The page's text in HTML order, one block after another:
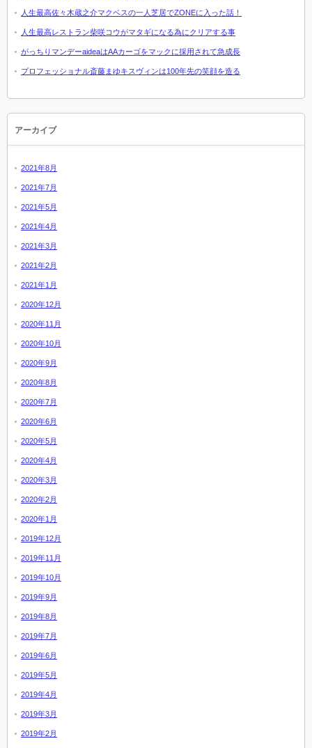
人生最高佐々木蔵之介マクベスの一人芝居でZONEに入った話！
人生最高レストラン柴咲コウがマタギになる為にクリアする事
がっちりマンデーaideaはAAカーゴをマックに採用されて急成長
プロフェッショナル斎藤まゆキスヴィンは100年先の笑顔を造る
アーカイブ
2021年8月
2021年7月
2021年5月
2021年4月
2021年3月
2021年2月
2021年1月
2020年12月
2020年11月
2020年10月
2020年9月
2020年8月
2020年7月
2020年6月
2020年5月
2020年4月
2020年3月
2020年2月
2020年1月
2019年12月
2019年11月
2019年10月
2019年9月
2019年8月
2019年7月
2019年6月
2019年5月
2019年4月
2019年3月
2019年2月